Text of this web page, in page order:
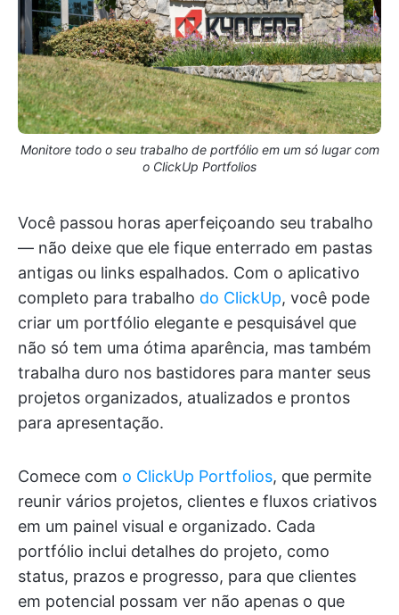
Monitore todo o seu trabalho de portfólio em um só lugar com
o ClickUp Portfolios
Você passou horas aperfeiçoando seu trabalho
— não deixe que ele fique enterrado em pastas
antigas ou links espalhados. Com o aplicativo
completo para trabalho do ClickUp, você pode
criar um portfólio elegante e pesquisável que
não só tem uma ótima aparência, mas também
trabalha duro nos bastidores para manter seus
projetos organizados, atualizados e prontos
para apresentação.
Comece com o ClickUp Portfolios, que permite
reunir vários projetos, clientes e fluxos criativos
em um painel visual e organizado. Cada
portfólio inclui detalhes do projeto, como
status, prazos e progresso, para que clientes
em potencial possam ver não apenas o que